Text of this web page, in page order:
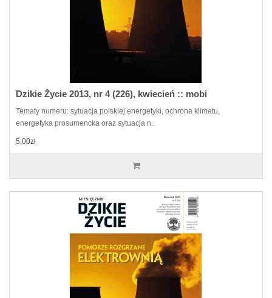
Dzikie Życie 2013, nr 4 (226), kwiecień :: mobi
Tematy numeru: sytuacja polskiej energetyki, ochrona klimatu,
energetyka prosumencka oraz sytuacja n..
5,00zł